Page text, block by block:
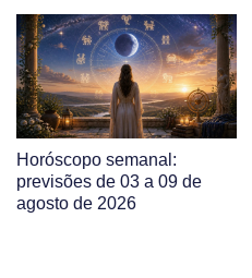
Horóscopo semanal:
previsões de 03 a 09 de
agosto de 2026